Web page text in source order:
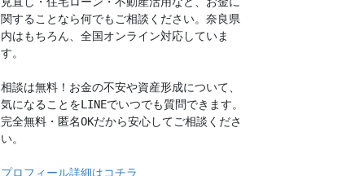
関することなら何でもご相談ください。奈良県
内はもちろん、全国オンライン対応していま
す。
相談は無料！お金の不安や資産形成について、
気になることをLINEでいつでも質問できます。
完全無料・匿名OKだから安心してご相談くださ
い。
プロフィール詳細はコチラ